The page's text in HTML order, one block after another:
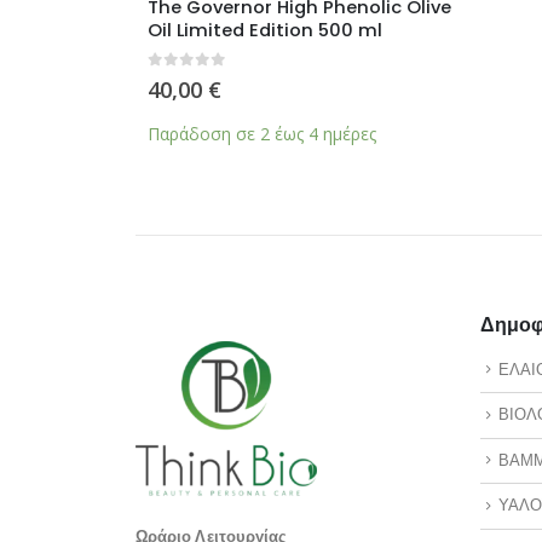
The Governor High Phenolic Olive
Oil Limited Edition 500 ml
από 5
40,00€
Παράδοση σε 2 έως 4 ημέρες